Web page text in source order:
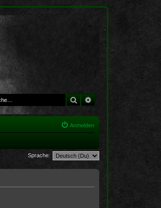
Suche Erweiterte Suche
Anmelden
Sprache: